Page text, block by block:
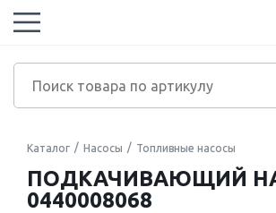
Каталог Насосы Топливные насосы
ПОДКАЧИВАЮЩИЙ
0440008068